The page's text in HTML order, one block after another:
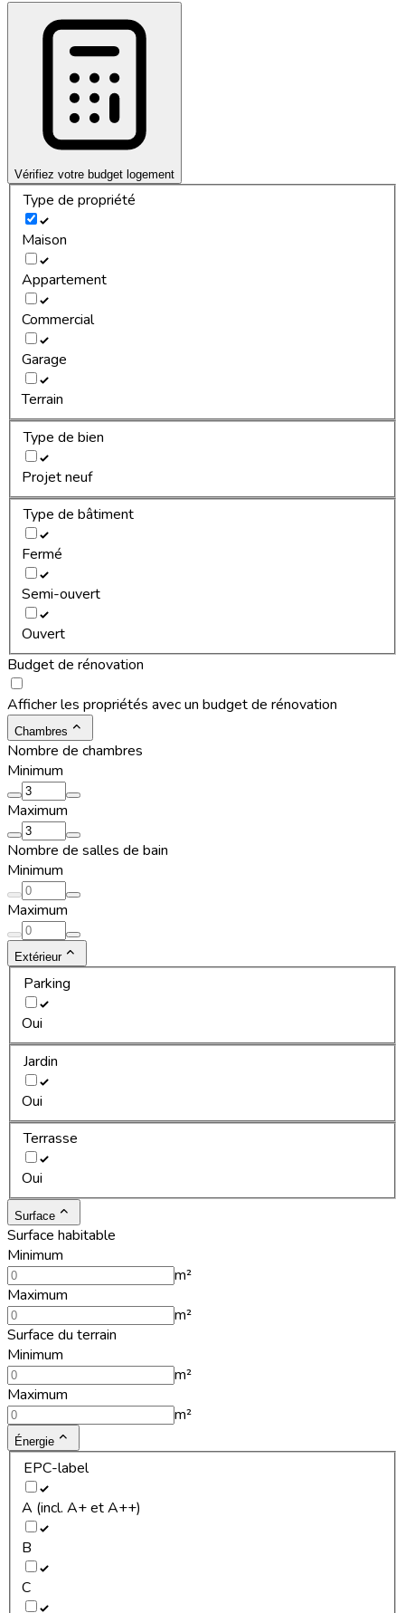
Vérifiez votre budget logement
Type de propriété
Maison
Appartement
Commercial
Garage
Terrain
Type de bien
Projet neuf
Type de bâtiment
Fermé
Semi-ouvert
Ouvert
Budget de rénovation
Afficher les propriétés avec un budget de rénovation
Chambres
Nombre de chambres
Minimum
Maximum
Nombre de salles de bain
Minimum
Maximum
Extérieur
Parking
Oui
Jardin
Oui
Terrasse
Oui
Surface
Surface habitable
Minimum
m²
Maximum
m²
Surface du terrain
Minimum
m²
Maximum
m²
Énergie
EPC-label
A (incl. A+ et A++)
B
C